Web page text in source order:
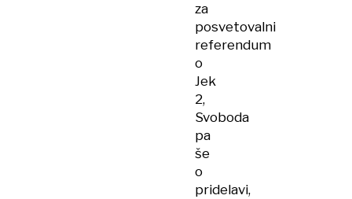
za
posvetovalni
referendum
o
Jek
2,
Svoboda
pa
še
o
pridelavi,